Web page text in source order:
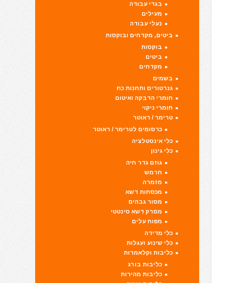
בגדי עבודה
מעילים
נעלי עבודה
ביטים, מקדחים ובוקסות
בוקסות
ביטים
מקדחים
בשמים
גנרטורים ותחנות כח
חומרי הדבקה ואיטום
חומרי ניקוי
טרימר / ראוטר
כרסומים לטרימר / ראוטר
כלי אינסטלציה
כלי גינון
גוזם גדר חיה
חרמש
מזמרה
מכסחות דשא
מסור גבהים
מסרק דשא סינטטי
מפוח עלים
כלי מדידה
כלי שינוע ועגלות
כליבות וקלאמרות
כליבות בורג
כליבות מהירות